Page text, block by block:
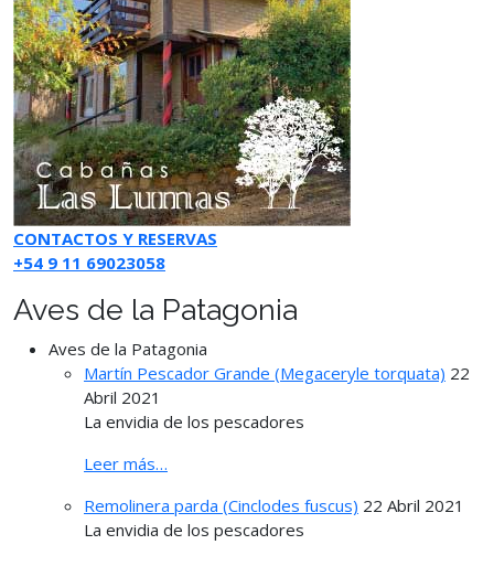
CONTACTOS Y RESERVAS
+54 9 11 69023058
Aves de la Patagonia
Aves de la Patagonia
Martín Pescador Grande (Megaceryle torquata) 22
Abril 2021
La envidia de los pescadores
Leer más…
Remolinera parda (Cinclodes fuscus) 22 Abril 2021
La envidia de los pescadores